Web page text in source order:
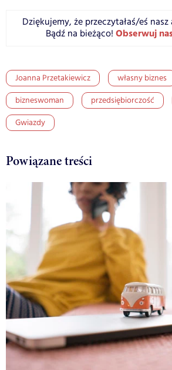
Dziękujemy, że przeczytałaś/eś
Bądź na bieżąco! Obserwuj
Joanna Przetakiewicz
własny biznes
bizneswoman
przedsiębiorczość
Gwiazdy
Powiązane treści